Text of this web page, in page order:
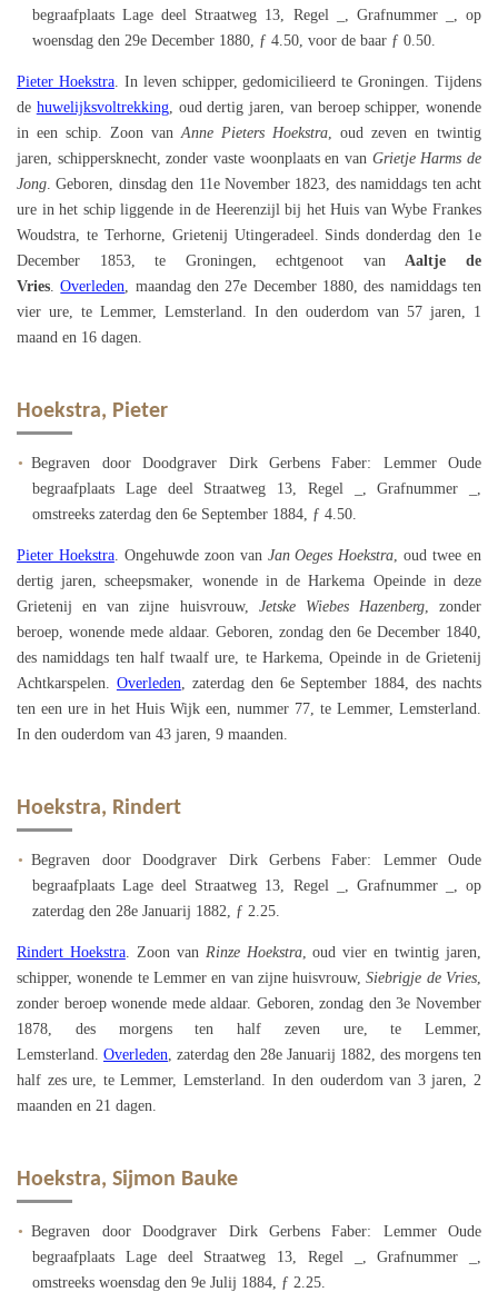
begraafplaats Lage deel Straatweg 13, Regel _, Grafnummer _, op
woensdag den 29e December 1880, ƒ 4.50, voor de baar ƒ 0.50.
Pieter Hoekstra. In leven schipper, gedomicilieerd te Groningen. Tijdens
de huwelijksvoltrekking, oud dertig jaren, van beroep schipper, wonende
in een schip. Zoon vanAnne Pieters Hoekstra, oud zeven en twintig
jaren, schippersknecht, zonder vaste woonplaats en van Grietje Harms de
Jong. Geboren, dinsdag den 11e November 1823, des namiddags ten acht
ure in het schip liggende in de Heerenzijl bij het Huis van Wybe Frankes
Woudstra, te Terhorne, Grietenij Utingeradeel. Sinds donderdag den 1e
December 1853, te Groningen, echtgenoot vanAaltje de
Vries.Overleden, maandag den 27e December 1880, des namiddags ten
vier ure, te Lemmer, Lemsterland. In den ouderdom van 57 jaren, 1
maand en 16 dagen.
Hoekstra, Pieter
Begraven door Doodgraver Dirk Gerbens Faber: Lemmer Oude
begraafplaats Lage deel Straatweg 13, Regel _, Grafnummer _,
omstreeks zaterdag den 6e September 1884, ƒ 4.50.
Pieter Hoekstra. Ongehuwde zoon van Jan Oeges Hoekstra, oud twee en
dertig jaren, scheepsmaker, wonende in de Harkema Opeinde in deze
Grietenij en van zijne huisvrouw, Jetske Wiebes Hazenberg, zonder
beroep, wonende mede aldaar. Geboren, zondag den 6e December 1840,
des namiddags ten half twaalf ure, te Harkema, Opeinde in de Grietenij
Achtkarspelen. Overleden, zaterdag den 6e September 1884, des nachts
ten een ure in het Huis Wijk een, nummer 77, te Lemmer, Lemsterland.
In den ouderdom van 43 jaren, 9 maanden.
Hoekstra, Rindert
Begraven door Doodgraver Dirk Gerbens Faber: Lemmer Oude
begraafplaats Lage deel Straatweg 13, Regel _, Grafnummer _, op
zaterdag den 28e Januarij 1882, ƒ 2.25.
Rindert Hoekstra. Zoon van Rinze Hoekstra, oud vier en twintig jaren,
schipper, wonende te Lemmer en van zijne huisvrouw,Siebrigje de Vries,
zonder beroep wonende mede aldaar. Geboren, zondag den 3e November
1878, des morgens ten half zeven ure, te Lemmer,
Lemsterland. Overleden, zaterdag den 28e Januarij 1882, des morgens ten
half zes ure, te Lemmer, Lemsterland. In den ouderdom van 3 jaren, 2
maanden en 21 dagen.
Hoekstra, Sijmon Bauke
Begraven door Doodgraver Dirk Gerbens Faber: Lemmer Oude
begraafplaats Lage deel Straatweg 13, Regel _, Grafnummer _,
omstreeks woensdag den 9e Julij 1884, ƒ 2.25.